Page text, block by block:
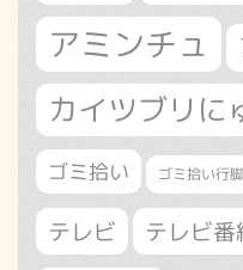
アミンチュ
カイツブリに
ゴミ拾い ゴミ拾い行脚
テレビ テレビ番